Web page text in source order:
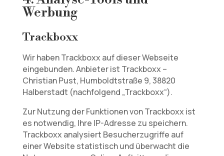
Werbung
Trackboxx
Wir haben Trackboxx auf dieser Webseite
eingebunden. Anbieter ist Trackboxx –
Christian Pust, Humboldtstraße 9, 38820
Halberstadt (nachfolgend „Trackboxx“).
Zur Nutzung der Funktionen von Trackboxx ist
es notwendig, Ihre IP-Adresse zu speichern.
Trackboxx analysiert Besucherzugriffe auf
einer Website statistisch und überwacht die